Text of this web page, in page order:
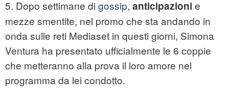
5. Dopo settimane di gossip, anticipazioni e
mezze smentite, nel promo che sta andando in
onda sulle reti Mediaset in questi giorni, Simona
Ventura ha presentato ufficialmente le 6 coppie
che metteranno alla prova il loro amore nel
programma da lei condotto.